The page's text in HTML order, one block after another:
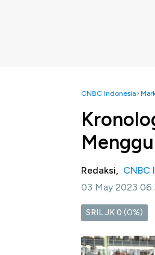
CNBC Indonesia
Redaksi, CNBC
03 May 2023
SRIL.JK0 (0%)